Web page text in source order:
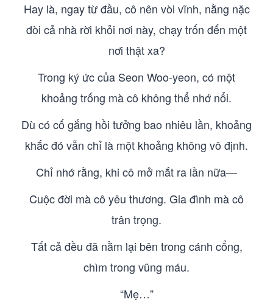
Hay là, ngay từ đầu, cô nên vòi vĩnh, nằng nặc
đòi cả nhà rời khỏi nơi này, chạy trốn đến một
nơi thật xa?
Trong ký ức của Seon Woo-yeon, có một
khoảng trống mà cô không thể nhớ nổi.
Dù có cố gắng hồi tưởng bao nhiêu lần, khoảng
khắc đó vẫn chỉ là một khoảng không vô định.
Chỉ nhớ rằng, khi cô mở mắt ra lần nữa—
Cuộc đời mà cô yêu thương. Gia đình mà cô
trân trọng.
Tất cả đều đã nằm lại bên trong cánh cổng,
chìm trong vũng máu.
“Mẹ…”